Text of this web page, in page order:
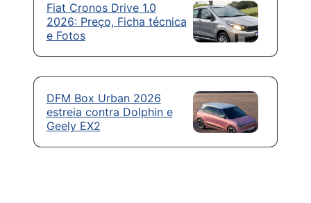
Fiat Cronos Drive 1.0
2026: Preço, Ficha técnica
e Fotos
DFM Box Urban 2026
estreia contra Dolphin e
Geely EX2